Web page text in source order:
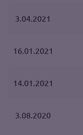
3.04.2021
16.01.2021
14.01.2021
3.08.2020